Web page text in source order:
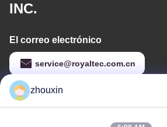
INC.
El correo electrónico
service@royaltec.com.cn
Nuestra dirección
zhouxin